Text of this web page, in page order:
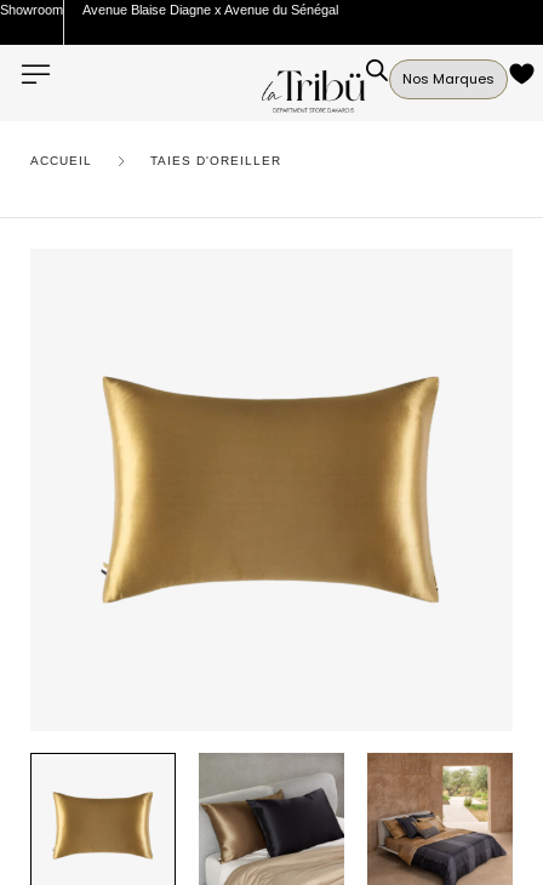
Showroom Avenue Blaise Diagne x Avenue du Sénégal
Nos Marques
ACCUEIL TAIES D'OREILLER